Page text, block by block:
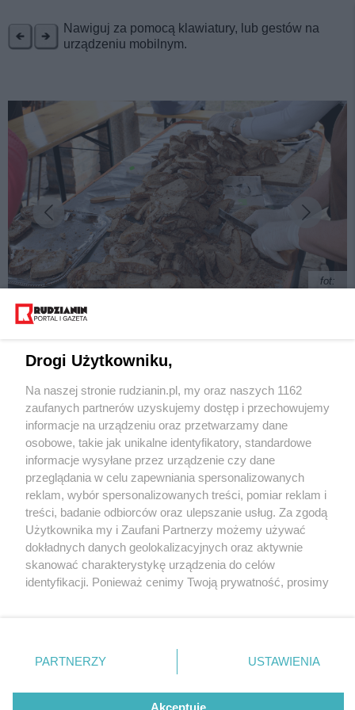
Nawiguj za pomocą klawiatury, lub gestów na
urządzeniu mobilnym.
fot:
1 / 3
Piekarok ruda slaska
Wydawca mediów
Nie zapomnij
zapoznać się z:
polityką prywatności regulamin korzystania z portali
Twojemiasto
Piekary Śląskie
Chorzów
Tarnowskie Góry
Gliwice
Skontakuj sięz nami
Kontakt
Wydawca
Redakcja
Drogi Użytkowniku,
Na naszej stronie rudzianin.pl, my oraz naszych 1162
zaufanych partnerów uzyskujemy dostęp i przechowujemy
informacje na urządzeniu oraz przetwarzamy dane
osobowe, takie jak unikalne identyfikatory, standardowe
informacje wysyłane przez urządzenie czy dane
przeglądania w celu zapewniania spersonalizowanych
reklam, wybór spersonalizowanych treści, pomiar reklam i
treści, badanie odbiorców oraz ulepszanie usług. Za zgodą
Użytkownika my i Zaufani Partnerzy możemy używać
dokładnych danych geolokalizacyjnych oraz aktywnie
skanować charakterystykę urządzenia do celów
identyfikacji. Ponieważ cenimy Twoją prywatność, prosimy
prywatności znajdujący się w lewym dolnym rogu strony
. Niektóre rodzaje przetwarzania danych nie wymagają
zgody użytkownika, ale masz prawo sprzeciwić się
takiemu przetwarzaniu. Preferencje będą miały
PARTNERZY USTAWIENIA
Akceptuję